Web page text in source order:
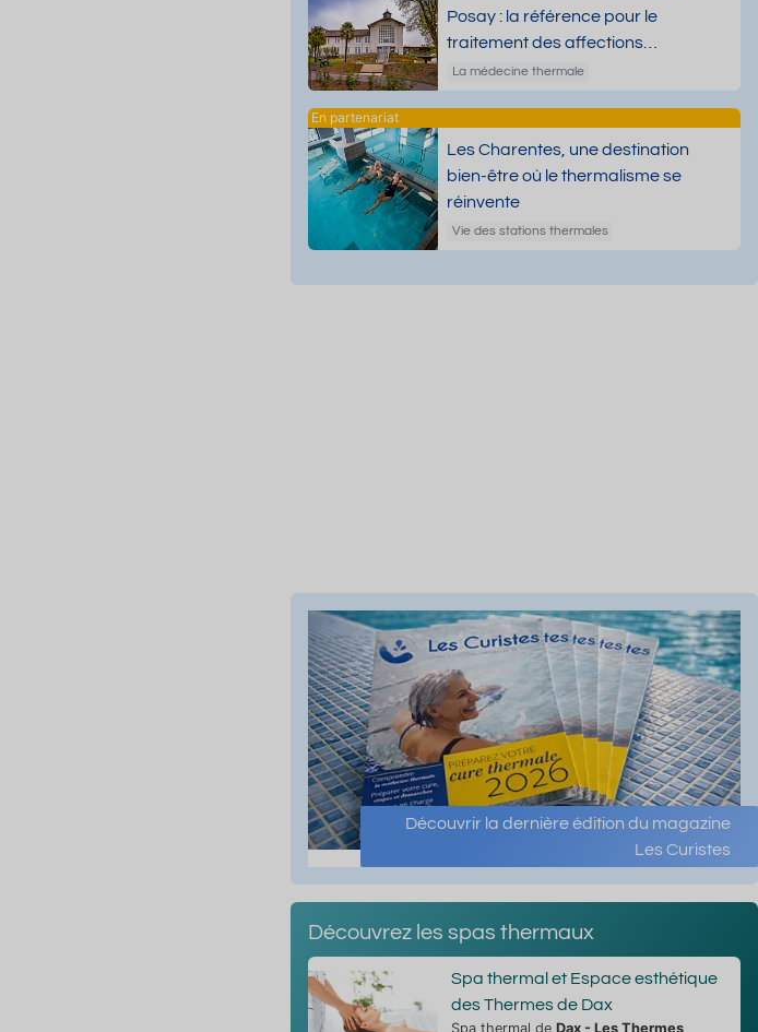
Posay : la référence pour le
traitement des affections
dermatologiques
La médecine thermale
Les Charentes, une destination
bien-être où le thermalisme se
réinvente
Vie des stations thermales
Découvrir la dernière édition du magazine
Les Curistes
Découvrez les spas thermaux
Spa thermal et Espace esthétique
des Thermes de Dax
Spa thermal de Dax - Les Thermes